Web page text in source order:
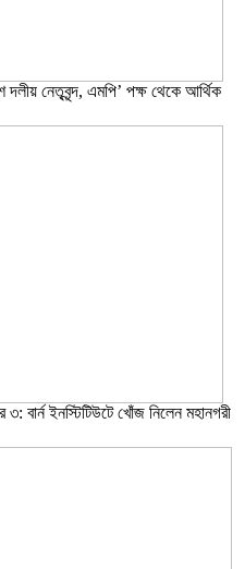
দলীয় নেতৃবৃন্দ, এমপি’ পক্ষ থেকে আর্থিক
বার্ন ইনস্টিটিউটে খোঁজ নিলেন মহানগরী